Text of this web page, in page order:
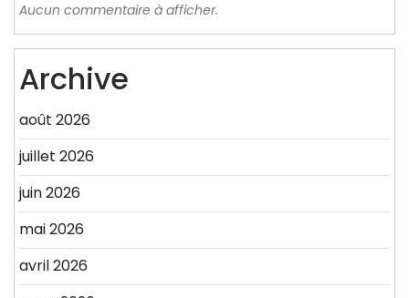
Aucun commentaire à afficher.
Archive
août 2026
juillet 2026
juin 2026
mai 2026
avril 2026